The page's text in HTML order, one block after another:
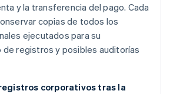
y la transferencia del pago. Cada
copias de todos los
ejecutados para su
registros y posibles auditorías
corporativos tras la